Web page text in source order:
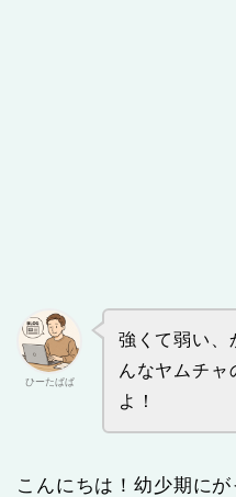
ひーたぱぱ
強くて弱い、
んなヤムチャ
よ！
こんにちは！幼少期に